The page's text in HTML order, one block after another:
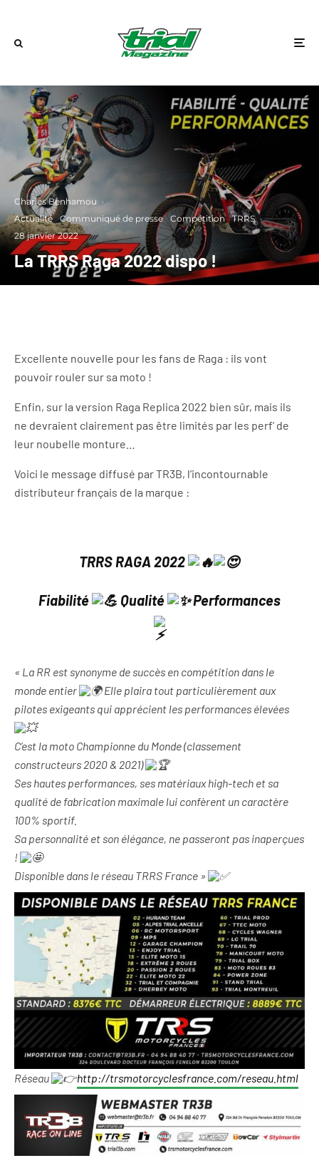
Charles Benhamou ·
Actualité
Communiqué de presse Compétition TRRS ·
28 janvier 2022
La TRRS Raga 2022 dispo !
Excellente nouvelle pour les fans de Raga : ils vont
pouvoir rouler sur sa moto !
Enfin, sur la version Raga Replica 2022 bien sûr, mais ils
ne devraient clairement pas être limités par les perf’ de
leur noubelle monture…
Voici le message diffusé par TR3B, l’incontournable
distributeur français de la marque :
TRRS RAGA 2022
Fiabilité Qualité Performances
« La RR est synonyme de succès en compétition dans le
monde entier
Elle plaira tout particulièrement aux
pilotes exigeants qui apprécient les performances élevées
C’est la moto Championne du Monde (classement
constructeurs 2020 & 2021)
Ses hautes performances, ses matériaux high-tech et sa
qualité de fabrication maximale lui confèrent un caractère
100% sportif.
Sa personnalité et son élégance, ne passeront pas inaperçues
!
Disponible dans le réseau TRRS France »
Réseau http://trsmotorcyclesfrance.com/reseau.html